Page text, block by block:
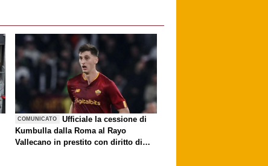
COMUNICATO
Ufficiale la cessione di
Kumbulla dalla Roma al Rayo
Vallecano in prestito con diritto di